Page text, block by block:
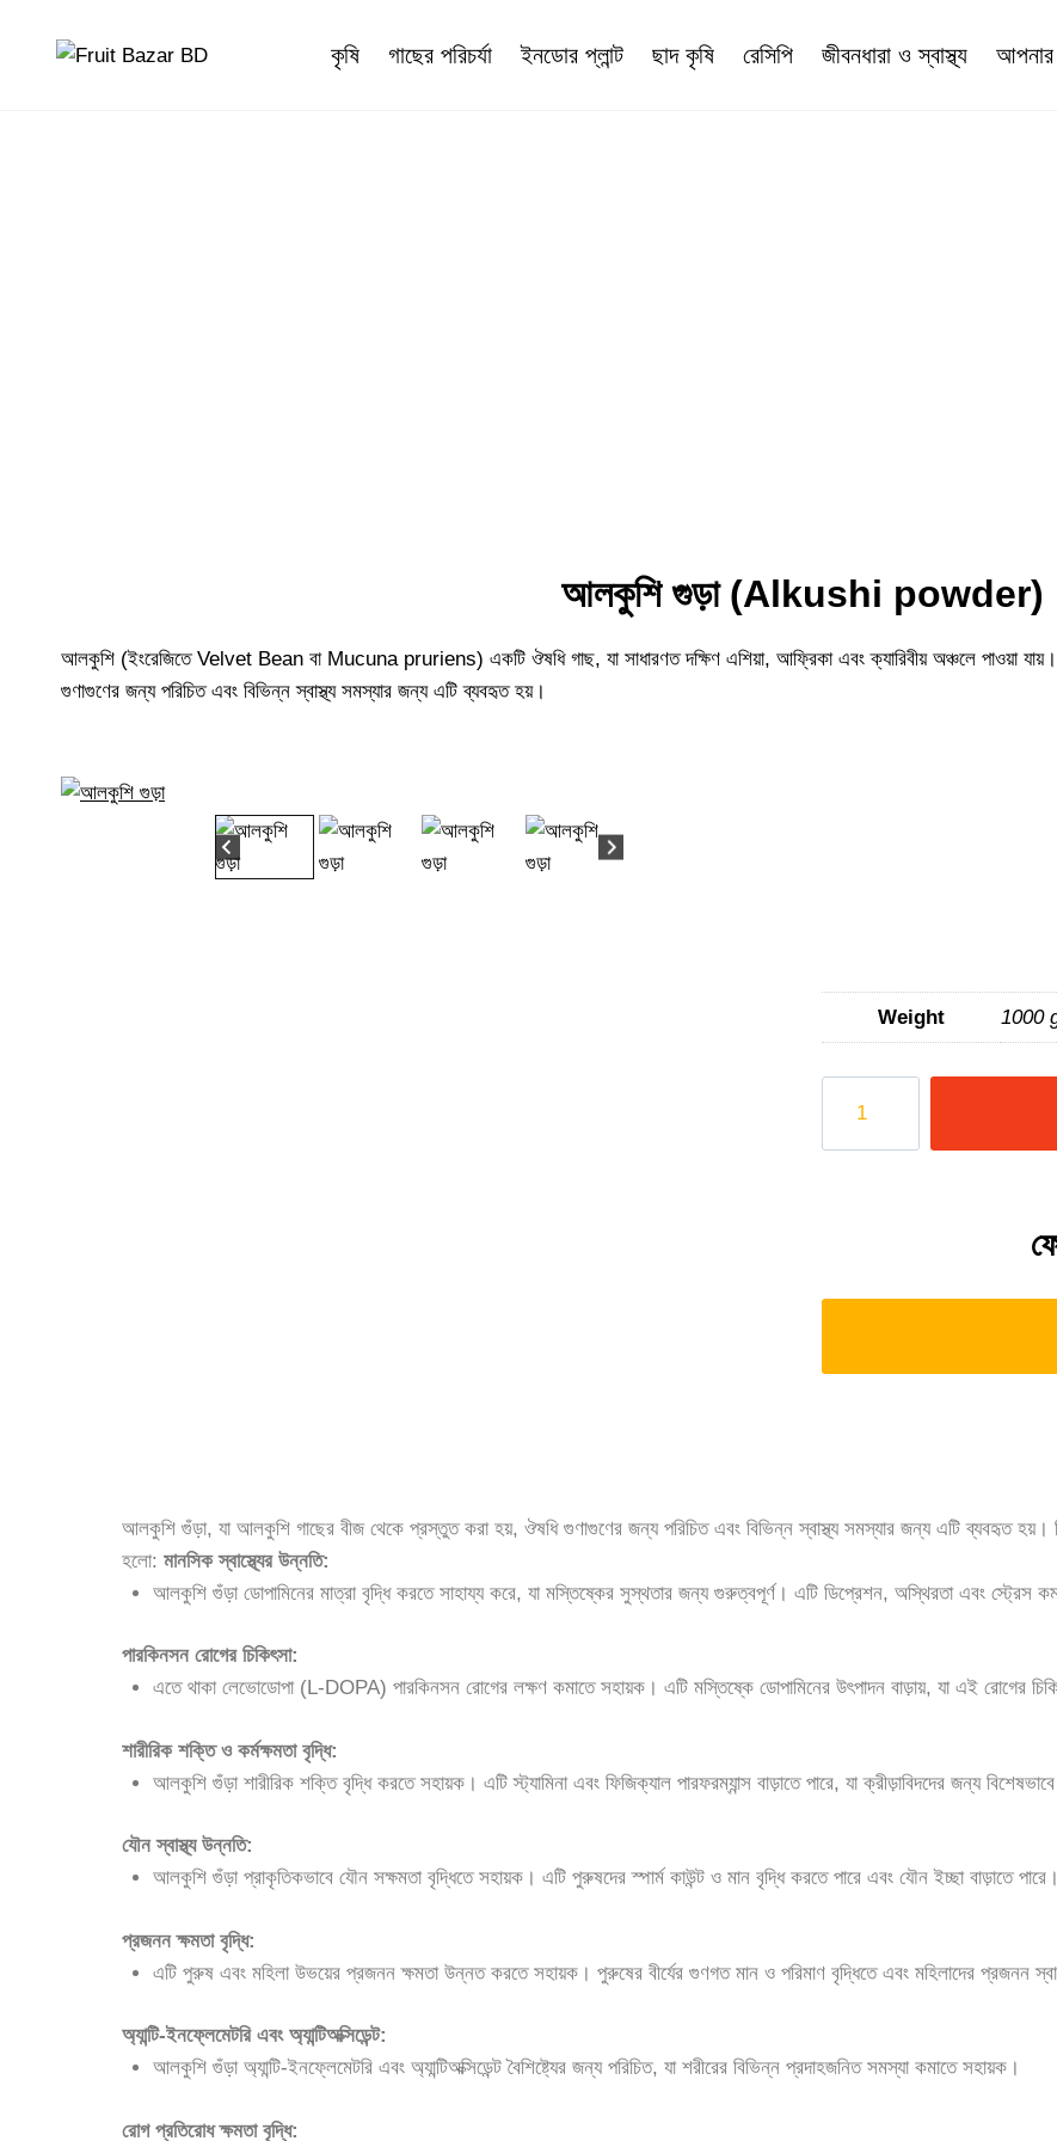
কৃষি গাছের পরিচর্যা ইনডোর প্লান্ট ছাদ কৃষি রেসিপি জীবনধারা ও স্বাস্থ্য আপনার
আলকুশি গুড়া (Alkushi powder)
আলকুশি (ইংরেজিতে Velvet Bean বা Mucuna pruriens) একটি ঔষধি গাছ, যা সাধারণত দক্ষিণ এশিয়া, আফ্রিকা এবং ক্যারিবীয় অঞ্চলে পাওয়া
গুণাগুণের জন্য পরিচিত এবং বিভিন্ন স্বাস্থ্য সমস্যার জন্য এটি ব্যবহৃত হয়।
Weight 1000
আলকুশি গুঁড়া, যা আলকুশি গাছের বীজ থেকে প্রস্তুত করা হয়, ঔষধি গুণাগুণের জন্য পরিচিত এবং বিভিন্ন স্বাস্থ্য সমস্যার জন্য এটি ব্যবহৃত
হলো: মানসিক স্বাস্থ্যের উন্নতি:
আলকুশি গুঁড়া ডোপামিনের মাত্রা বৃদ্ধি করতে সাহায্য করে, যা মস্তিষ্কের সুস্থতার জন্য গুরুত্বপূর্ণ। এটি ডিপ্রেশন, অস্থিরতা এবং স্ট্রেস
পারকিনসন রোগের চিকিৎসা:
এতে থাকা লেভোডোপা (L-DOPA) পারকিনসন রোগের লক্ষণ কমাতে সহায়ক। এটি মস্তিষ্কে ডোপামিনের উৎপাদন বাড়ায়, যা এই রোগের
শারীরিক শক্তি ও কর্মক্ষমতা বৃদ্ধি:
আলকুশি গুঁড়া শারীরিক শক্তি বৃদ্ধি করতে সহায়ক। এটি স্ট্যামিনা এবং ফিজিক্যাল পারফরম্যান্স বাড়াতে পারে, যা ক্রীড়াবিদদের জন্য
যৌন স্বাস্থ্য উন্নতি:
আলকুশি গুঁড়া প্রাকৃতিকভাবে যৌন সক্ষমতা বৃদ্ধিতে সহায়ক। এটি পুরুষদের স্পার্ম কাউন্ট ও মান বৃদ্ধি করতে পারে এবং যৌন ইচ্ছা বাড়াতে পারে।
প্রজনন ক্ষমতা বৃদ্ধি:
এটি পুরুষ এবং মহিলা উভয়ের প্রজনন ক্ষমতা উন্নত করতে সহায়ক। পুরুষের বীর্যের গুণগত মান ও পরিমাণ বৃদ্ধিতে এবং মহিলাদের প্রজনন
অ্যান্টি-ইনফ্লেমেটরি এবং অ্যান্টিঅক্সিডেন্ট:
আলকুশি গুঁড়া অ্যান্টি-ইনফ্লেমেটরি এবং অ্যান্টিঅক্সিডেন্ট বৈশিষ্ট্যের জন্য পরিচিত, যা শরীরের বিভিন্ন প্রদাহজনিত সমস্যা কমাতে সহায়ক।
রোগ প্রতিরোধ ক্ষমতা বৃদ্ধি: